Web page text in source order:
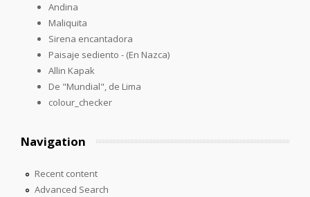
Andina
Maliquita
Sirena encantadora
Paisaje sediento - (En Nazca)
Allin Kapak
De "Mundial", de Lima
colour_checker
Navigation
Recent content
Advanced Search